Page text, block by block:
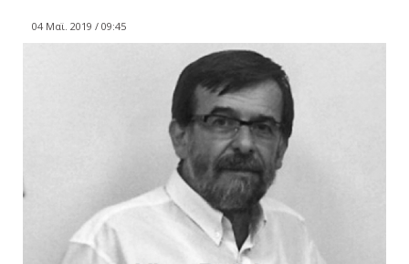
04 Μαϊ. 2019 / 09:45